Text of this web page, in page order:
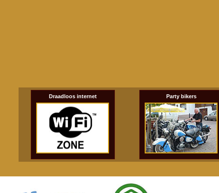
Draadloos internet Party bikers